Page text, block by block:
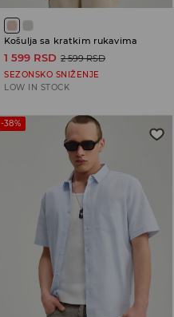
Košulja sa kratkim rukavima
1 599 RSD 2 599 RSD
SEZONSKO SNIŽENJE
LOW IN STOCK
-38%